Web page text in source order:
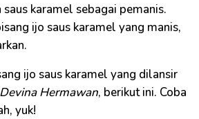
karamel sebagai pemanis.
ijo saus karamel yang manis,
ijo saus karamel yang dilansir
Devina Hermawan, berikut ini. Coba
yuk!